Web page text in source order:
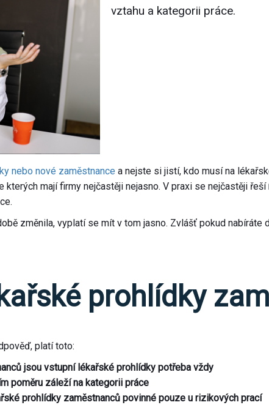
vztahu a kategorii práce.
nebo nové zaměstnance a nejste si jistí, kdo musí na
kterých mají firmy nejčastěji nejasno. V praxi se nejčastěji řeší
změnila, vyplatí se mít v tom jasno. Zvlášť pokud nabíráte
prohlídky
platí toto:
jsou vstupní lékařské prohlídky potřeba vždy
poměru záleží na kategorii práce
prohlídky zaměstnanců povinné pouze u rizikových prací